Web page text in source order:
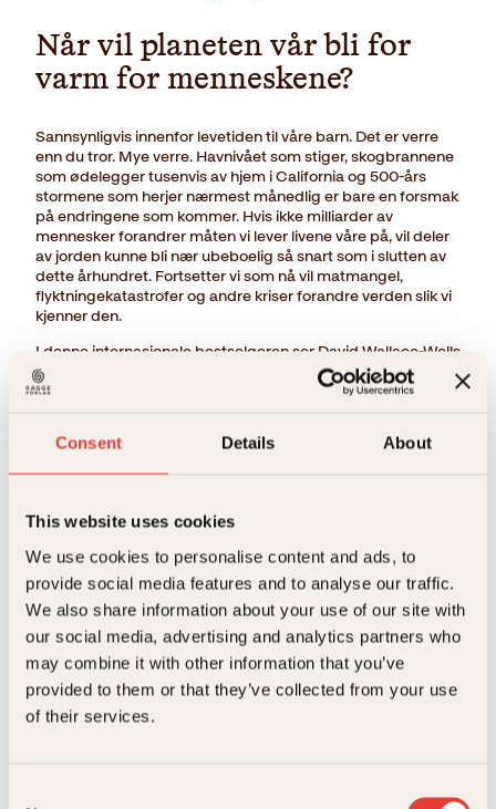
Consent Details About
This website uses cookies
We use cookies to personalise content and ads, to
provide social media features and to analyse our traffic.
We also share information about your use of our site with
our social media, advertising and analytics partners who
may combine it with other information that you’ve
provided to them or that they’ve collected from your use
of their services.
Når vil planeten vår bli for
varm for menneskene?
Sannsynligvis innenfor levetiden til våre barn. Det er verre
enn du tror. Mye verre. Havnivået som stiger, skogbrannene
som ødelegger tusenvis av hjem i California og 500-års
stormene som herjer nærmest månedlig er bare en forsmak
på endringene som kommer. Hvis ikke milliarder av
mennesker forandrer måten vi lever livene våre på, vil deler
av jorden kunne bli nær ubeboelig så snart som i slutten av
dette århundret. Fortsetter vi som nå vil matmangel,
flyktningekatastrofer og andre kriser forandre verden slik vi
kjenner den.
I denne internasjonale bestselgeren ser David Wallace-Wells
på hva verdens klimaforskere, når de er helt ærlige, mener
er fremtiden for planeten vår. Boken er også en påminnelse
399 kr
Utsolgt
Ikke på lagerIkke tilgjengelig (årsak uspesifisert)
Beskrivelse
Beskrivelse
Ekstra detaljer
Forfattere
Relaterte produkter